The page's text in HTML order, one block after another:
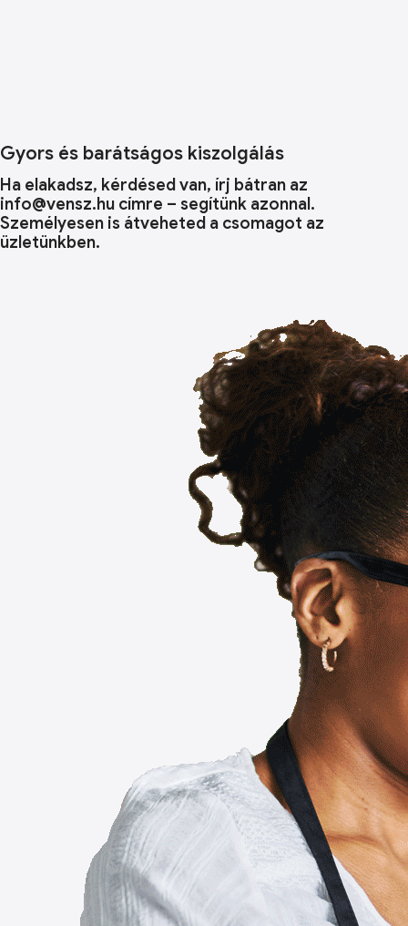
Gyors és barátságos kiszolgálás
Ha elakadsz, kérdésed van, írj bátran az
info@vensz.hu címre – segítünk azonnal.
Személyesen is átveheted a csomagot az
üzletünkben.